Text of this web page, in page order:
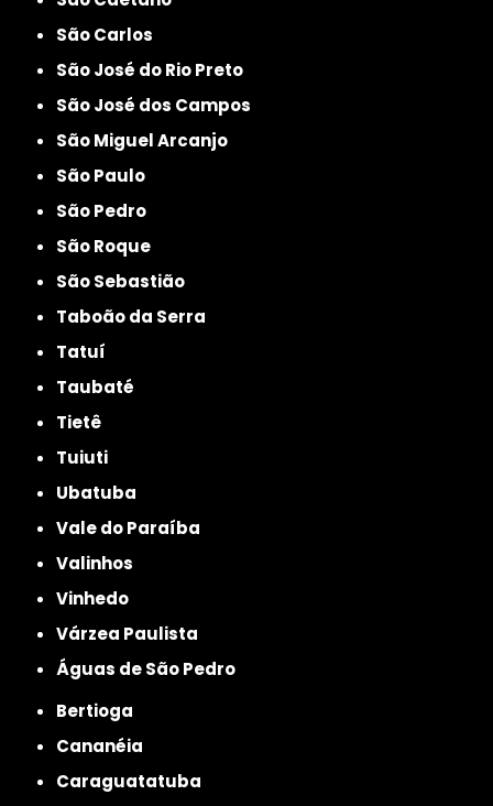
São Carlos
São José do Rio Preto
São José dos Campos
São Miguel Arcanjo
São Paulo
São Pedro
São Roque
São Sebastião
Taboão da Serra
Tatuí
Taubaté
Tietê
Tuiuti
Ubatuba
Vale do Paraíba
Valinhos
Vinhedo
Várzea Paulista
Águas de São Pedro
Bertioga
Cananéia
Caraguatatuba